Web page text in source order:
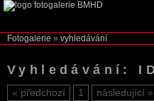
Fotogalerie » vyhledávání
Vyhledávání:
předchozí 1 následující